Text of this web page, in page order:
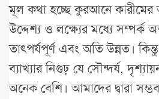
মূল কথা হচ্ছে কুরআনে কারীমের
উদ্দেশ্য ও লক্ষ্যের মধ্যে সম্পর্ক
তাৎপর্যপূর্ণ এবং অতি উন্নত।
ব্যাখ্যার নিগুঢ় যে সৌন্দর্য,
অনেক বেশি। আমাদের দ্বারা